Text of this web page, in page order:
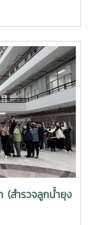
าริณีสิริพัชร มหา
สุขนักศึกษาที่เข้า
รั้งละ 8 ชั่วโมง-
ต จำนวน 95 คน
คน ( 28,350 CC.)
(สำรวจลูกน้ำยุง